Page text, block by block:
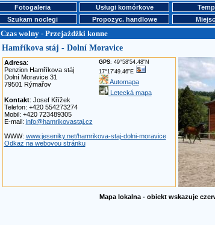
Fotogaleria Usługi komórkove
Szukam noclegi Propozyc. handlowe
Czas wolny - Przejażdżki konne
Hamříkova stáj - Dolní Moravice
Adresa:
Penzion Hamříkova stáj
Dolní Moravice 31
79501 Rýmařov
GPS: 49°58'54.48"N
17°17'49.46"E
Automapa
Letecká mapa
Kontakt: Josef Křížek
Telefon: +420 554273274
Mobil: +420 723489305
E-mail: info@hamrikovastaj.cz
WWW: www.jeseniky.net/hamrikova-staj-dolni-moravice
Odkaz na webovou stránku
Mapa lokalna - obiekt wskazuje